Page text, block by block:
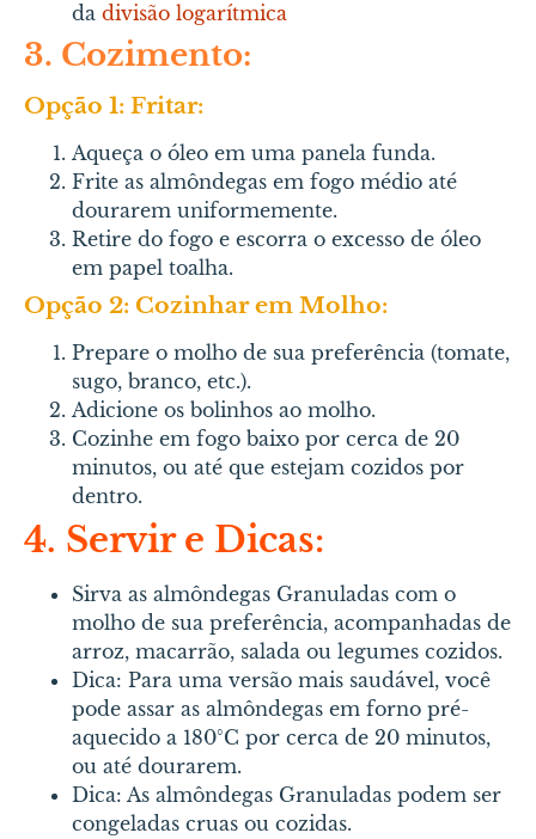
da divisão logarítmica
3. Cozimento:
Opção 1: Fritar:
Aqueça o óleo em uma panela funda.
Frite as almôndegas em fogo médio até
dourarem uniformemente.
Retire do fogo e escorra o excesso de óleo
em papel toalha.
Opção 2: Cozinhar em Molho:
Prepare o molho de sua preferência (tomate,
sugo, branco, etc.).
Adicione os bolinhos ao molho.
Cozinhe em fogo baixo por cerca de 20
minutos, ou até que estejam cozidos por
dentro.
4. Servir e Dicas:
Sirva as almôndegas Granuladas com o
molho de sua preferência, acompanhadas de
arroz, macarrão, salada ou legumes cozidos.
Dica: Para uma versão mais saudável, você
pode assar as almôndegas em forno pré-
aquecido a 180°C por cerca de 20 minutos,
ou até dourarem.
Dica: As almôndegas Granuladas podem ser
congeladas cruas ou cozidas.